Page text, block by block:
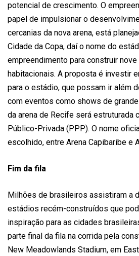
potencial de crescimento. O
papel de impulsionar o
cercanias da nova arena, está
Cidade da Copa, daí o nome do
empreendimento para construir
habitacionais. A proposta é investir
para o estádio, que possam ir além
com eventos como shows de
da arena de Recife será estruturada
Público-Privada (PPP). O nome
escolhido, entre Arena Capibaribe e
Fim da fila
Milhões de brasileiros assistiram a
estádios recém-construídos que
inspiração para as cidades
parte final da fila na corrida pela
New Meadowlands Stadium, em